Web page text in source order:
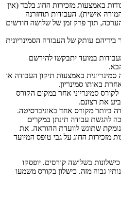
באמצעות מזכירות החוג בלבד (אין
אישית). העבודות תוחזרנה
תוך פרק זמן של שלושה חודשים
בידיהם עותק של העבודה הסמינריונית
במועד יתבקשו להירשם
.
סמינריונית באמצעות תיקון העבודה או
באותו סמינריון.
סמינריוני אחר במקום הקורס
את רצונם.
ביותר מקורס אחד באוניברסיטה.
להגשת עבודה תינתן במקרים
שתוגש לוועדת ההוראה. את
מזכירות החוג על גבי טופס המיועד
6.תלמיד בחוג רשאי לצבור עד 3 כישלונות בשלושה קורסים. יופסקו
גבוה מזה. כישלון בקורס משמעו